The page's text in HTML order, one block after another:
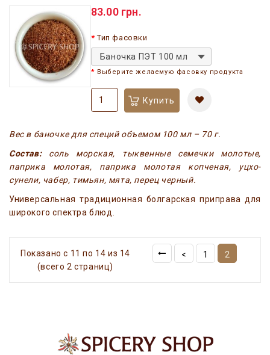
83.00 грн.
Тип фасовки
Баночка ПЭТ 100 мл
Выберите желаемую фасовку продукта
Купить
Вес в баночке для специй объемом 100 мл – 70 г.
Состав:соль морская, тыквенные семечки молотые,
паприка молотая, паприка молотая копченая, уцхо-
сунели, чабер, тимьян, мята, перец черный.
Универсальная традиционная болгарская приправа для
широкого спектра блюд.
Показано с 11 по 14 из 14
(всего 2 страниц)
< 1 2